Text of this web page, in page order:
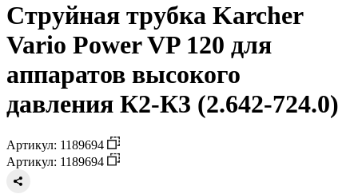
Струйная трубка Karcher
Vario Power VP 120 для
аппаратов высокого
давления К2-К3 (2.642-724.0)
Артикул: 1189694
Артикул: 1189694